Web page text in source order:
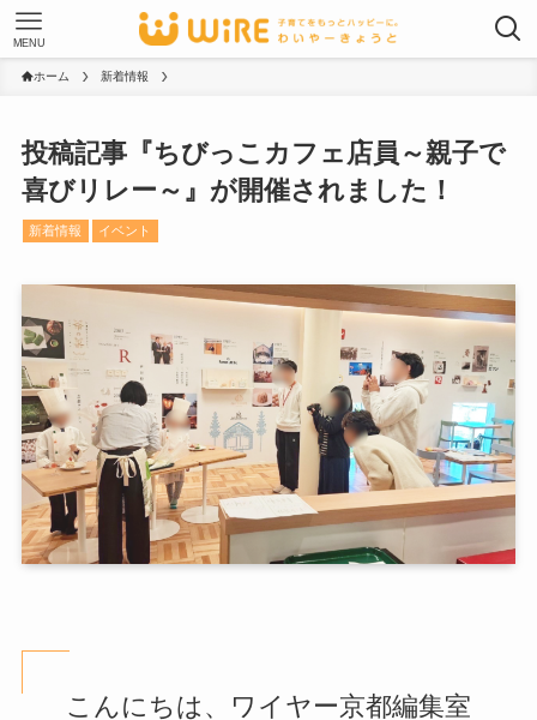
MENU
ホーム 新着情報
投稿記事『ちびっこカフェ店員～親子で
喜びリレー～』が開催されました！
新着情報 イベント
こんにちは、ワイヤー京都編集室